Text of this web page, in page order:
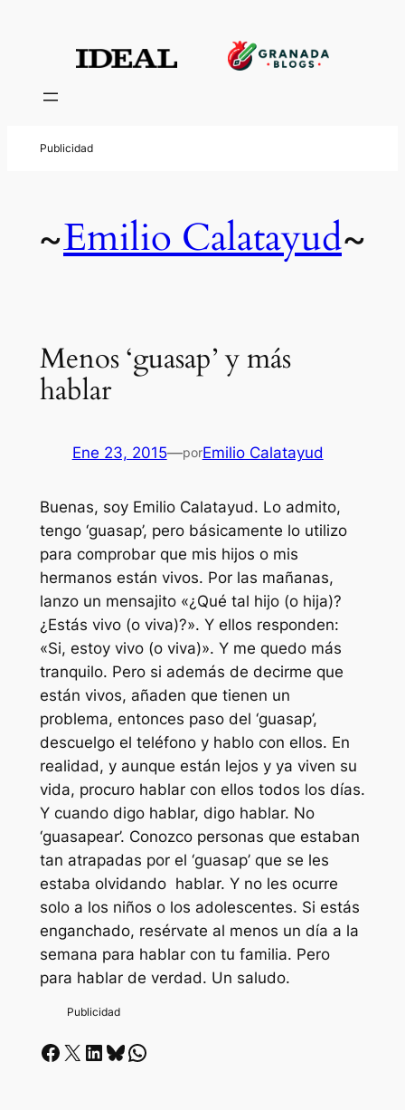
~Emilio Calatayud~
Menos ‘guasap’ y más
hablar
Ene 23, 2015—porEmilio Calatayud
Buenas, soy Emilio Calatayud. Lo admito,
tengo ‘guasap’, pero básicamente lo utilizo
para comprobar que mis hijos o mis
hermanos están vivos. Por las mañanas,
lanzo un mensajito «¿Qué tal hijo (o hija)?
¿Estás vivo (o viva)?». Y ellos responden:
«Si, estoy vivo (o viva)». Y me quedo más
tranquilo. Pero si además de decirme que
están vivos, añaden que tienen un
problema, entonces paso del ‘guasap’,
descuelgo el teléfono y hablo con ellos. En
realidad, y aunque están lejos y ya viven su
vida, procuro hablar con ellos todos los días.
Y cuando digo hablar, digo hablar. No
‘guasapear’. Conozco personas que estaban
tan atrapadas por el ‘guasap’ que se les
estaba olvidando hablar. Y no les ocurre
solo a los niños o los adolescentes. Si estás
enganchado, resérvate al menos un día a la
semana para hablar con tu familia. Pero
para hablar de verdad. Un saludo.
Facebook X LinkedIn Bluesky Whatsapp